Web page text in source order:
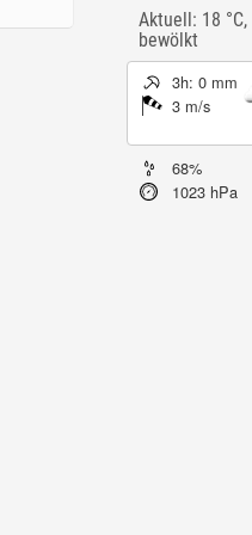
Aktuell: 18 °C,
bewölkt
3h: 0 mm
3 m/s
68%
1023 hPa